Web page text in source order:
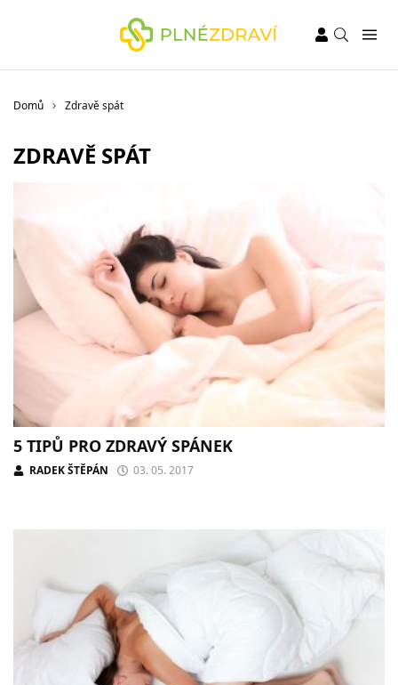
Domů Zdravě spát
ZDRAVĚ SPÁT
5 TIPŮ PRO ZDRAVÝ SPÁNEK
RADEK ŠTĚPÁN 03. 05. 2017